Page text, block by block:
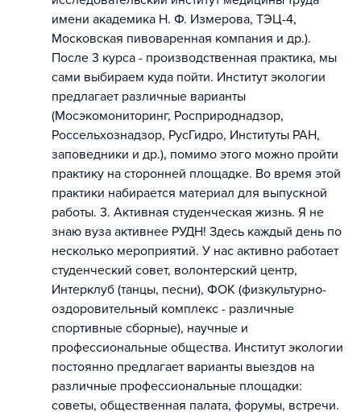
имени академика Н. Ф. Измерова, ТЭЦ-4,
Московская пивоваренная компания и др.).
После 3 курса - производственная практика, мы
сами выбираем куда пойти. Институт экологии
предлагает различные варианты
(Мосэкомониторинг, Росприроднадзор,
Россельхознадзор, РусГидро, Институты РАН,
заповедники и др.), помимо этого можно пройти
практику на сторонней площадке. Во время этой
практики набирается материал для выпускной
работы. 3. Активная студенческая жизнь. Я не
знаю вуза активнее РУДН! Здесь каждый день по
несколько мероприятий. У нас активно работает
студенческий совет, волонтерский центр,
Интерклуб (танцы, песни), ФОК (физкультурно-
оздоровительный комплекс - различные
спортивные сборные), научные и
профессиональные общества. Институт экологии
постоянно предлагает варианты выездов на
различные профессиональные площадки:
советы, общественная палата, форумы, встречи.